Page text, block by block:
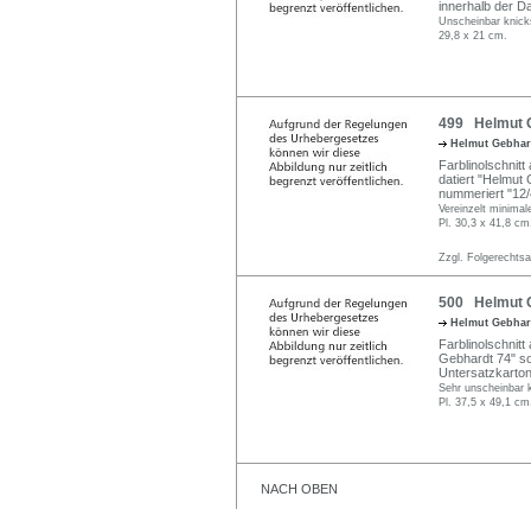
innerhalb der
Unscheinbar
29,8 x 21 cm.
499 Helmut
Helmut
Farblinolschnitt
datiert "Helmut
nummeriert
Vereinzelt
Pl. 30,3 x 41,8
Zzgl.
500 Helmut
Helmut
Farblinolschnitt
Gebhardt 74"
Sehr unscheinbar
Pl. 37,5 x 49,1
NACH OBEN